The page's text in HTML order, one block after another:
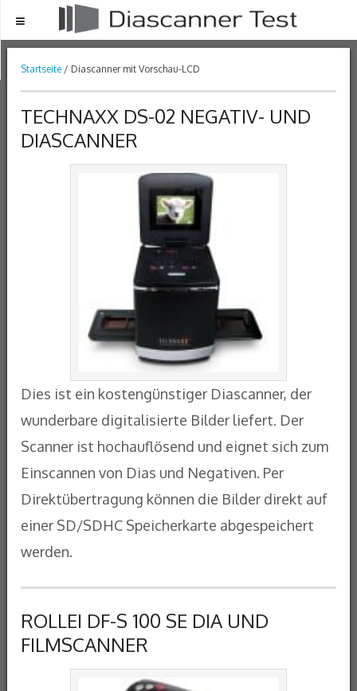
Menu
Startseite / Diascanner mit Vorschau-LCD
TECHNAXX DS-02 NEGATIV- UND
DIASCANNER
Dies ist ein kostengünstiger Diascanner, der
wunderbare digitalisierte Bilder liefert. Der
Scanner ist hochauflösend und eignet sich zum
Einscannen von Dias und Negativen. Per
Direktübertragung können die Bilder direkt auf
einer SD/SDHC Speicherkarte abgespeichert
werden.
ROLLEI DF-S 100 SE DIA UND
FILMSCANNER